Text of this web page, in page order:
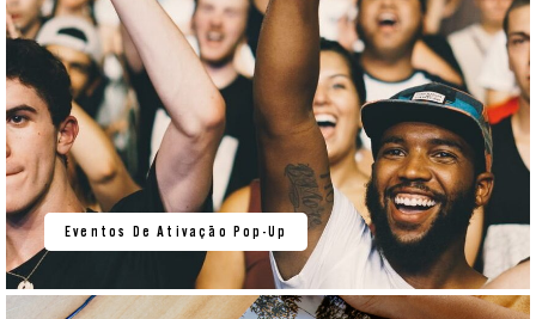
Eventos De Ativação Pop-Up